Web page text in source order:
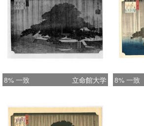
8% 一致 立命館大学 8% 一致